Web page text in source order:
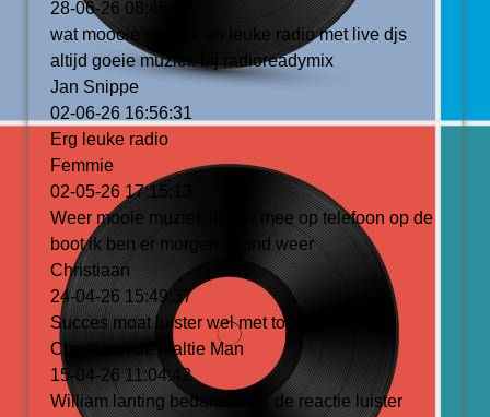
28-06-26 08:46:12
wat moooie muziek en leuke radio met live djs
altijd goeie muziek bij radioreadymix
Jan Snippe
02-06-26 16:56:31
Erg leuke radio
Femmie
02-05-26 17:15:13
Weer mooie muziek luister mee op telefoon op de
boot ik ben er morgen avond weer
Christiaan
24-04-26 15:49:37
Succes moat luister wel met tot Donderdag.
Christiaan de Maltie Man
15-04-26 11:04:42
William lanting bedankt voor de reactie luister